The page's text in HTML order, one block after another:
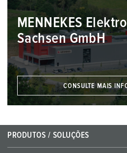
MENNEKES
Sachsen GmbH
CONSULTE MAIS
PRODUTOS / SOLUÇÕES